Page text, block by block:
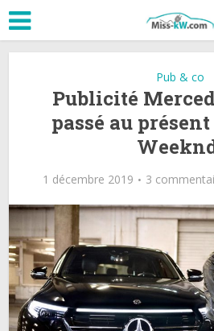
Pub & co
Publicité
passé au
1 décembre 2019 3